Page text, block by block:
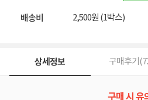
배송비 2,500원 (1박스)
상세정보 구매후기(
구매 시 유